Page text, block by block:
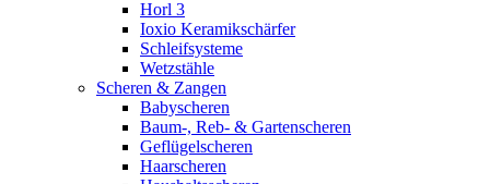
Horl 3
Ioxio Keramikschärfer
Schleifsysteme
Wetzstähle
Scheren & Zangen
Babyscheren
Baum-, Reb- & Gartenscheren
Geflügelscheren
Haarscheren